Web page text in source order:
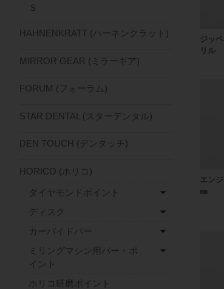
ジッ
リル
エン
㎜
Ｓ
HAHNENKRATT (ハーネンクラット)
MIRROR GEAR (ミラーギア)
FORUM (フォーラム)
STAR DENTAL (スターデンタル)
DEN TOUCH (デンタッチ)
HORICO (ホリコ)
ダイヤモンドポイント
ディスク
カーバイドバー
ミリングマシン用バー・ポ
イント
ホリコ研磨ポイント